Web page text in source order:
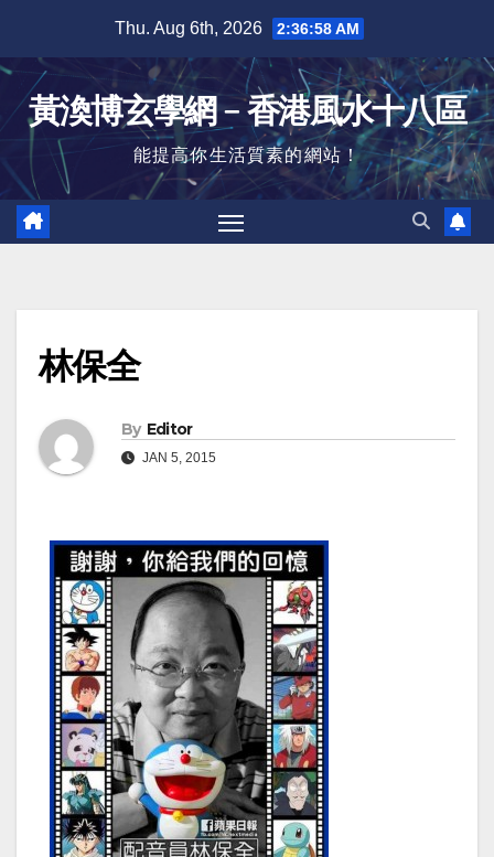
content
Thu. Aug 6th, 2026 2:36:59 AM
黃渙博玄學網﹣香港風水十八區
能提高你生活質素的網站！
林保全
By Editor
JAN 5, 2015